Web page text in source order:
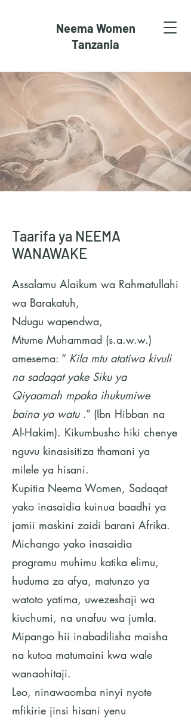
Neema Women
Tanzania
Taarifa ya NEEMA
WANAWAKE
Assalamu Alaikum wa Rahmatullahi
wa Barakatuh,
Ndugu wapendwa,
Mtume Muhammad (s.a.w.w.)
amesema: “ Kila mtu atatiwa kivuli
na sadaqat yake Siku ya
Qiyaamah mpaka ihukumiwe
baina ya watu.” (Ibn Hibban na
Al-Hakim). Kikumbusho hiki chenye
nguvu kinasisitiza thamani ya
milele ya hisani.
Kupitia Neema Women, Sadaqat
yako inasaidia kuinua baadhi ya
jamii maskini zaidi barani Afrika.
Michango yako inasaidia
programu muhimu katika elimu,
huduma za afya, matunzo ya
watoto yatima, uwezeshaji wa
kiuchumi, na unafuu wa jumla.
Mipango hii inabadilisha maisha
na kutoa matumaini kwa wale
wanaohitaji.
Leo, ninawaomba ninyi nyote
mfikirie jinsi hisani yenu